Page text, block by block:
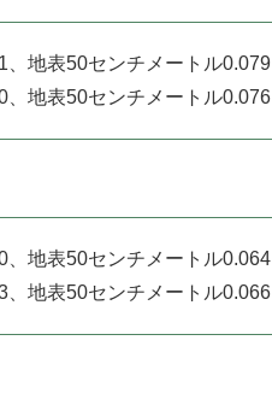
地表50センチメートル0.079
地表50センチメートル0.076
地表50センチメートル0.064
地表50センチメートル0.066